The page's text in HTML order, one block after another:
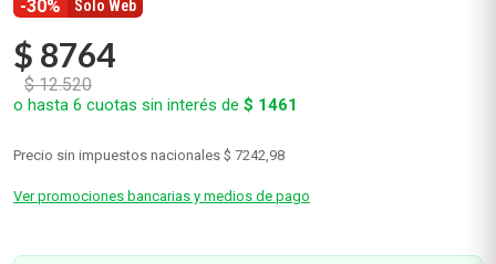
-30% Solo Web
$ 8764
$ 12.520
o hasta 6 cuotas sin interés de $ 1461
Precio sin impuestos nacionales $ 7242,98
Ver promociones bancarias y medios de pago